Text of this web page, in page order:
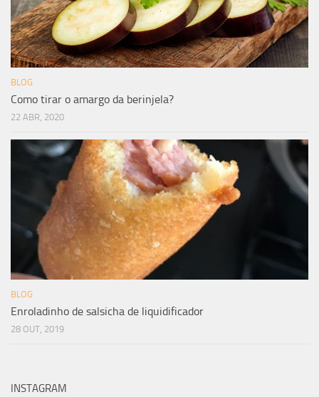
BLOG
Como tirar o amargo da berinjela?
22 ABR, 2020
BLOG
Enroladinho de salsicha de liquidificador
28 OUT, 2019
INSTAGRAM